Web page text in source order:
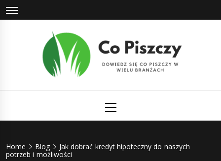
Skip
to
Menu
Home Blog
Jak dobrać kredyt hipoteczny do naszych
potrzeb i możliwości